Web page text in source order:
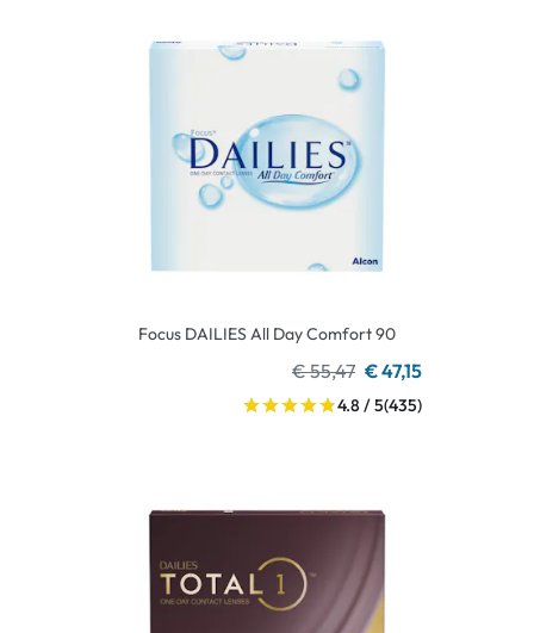
Focus DAILIES All Day Comfort 90
€ 55,47 € 47,15
4.8 / 5(435)